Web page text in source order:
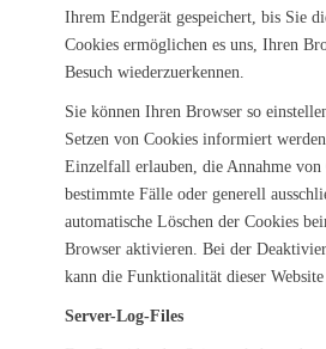
Ihrem Endgerät gespeichert, bis Sie
Cookies ermöglichen es uns, Ihren
Besuch wiederzuerkennen.
Sie können Ihren Browser so
Setzen von Cookies informiert
Einzelfall erlauben, die Annahme
bestimmte Fälle oder generell
automatische Löschen der Cookies
Browser aktivieren. Bei der
kann die Funktionalität dieser
Server-Log-Files